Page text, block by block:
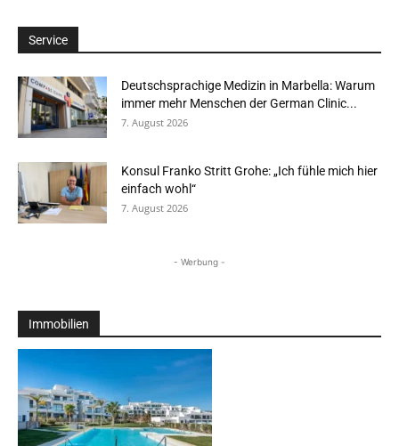
Service
Deutschsprachige Medizin in Marbella: Warum
immer mehr Menschen der German Clinic...
7. August 2026
Konsul Franko Stritt Grohe: „Ich fühle mich hier
einfach wohl“
7. August 2026
- Werbung -
Immobilien